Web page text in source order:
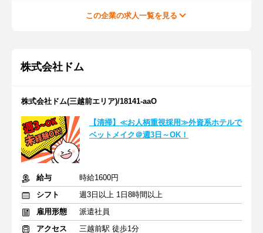
この企業の求人一覧を見る
株式会社ドム
株式会社ドム(三越前エリア)/18141-aaO
【清掃】≪お人柄重視採用≫外資系ホテルで
ベットメイク＠週3日～OK！
給与
時給1600円
シフト
週3日以上 1日8時間以上
雇用形態
派遣社員
アクセス
三越前駅 徒歩1分